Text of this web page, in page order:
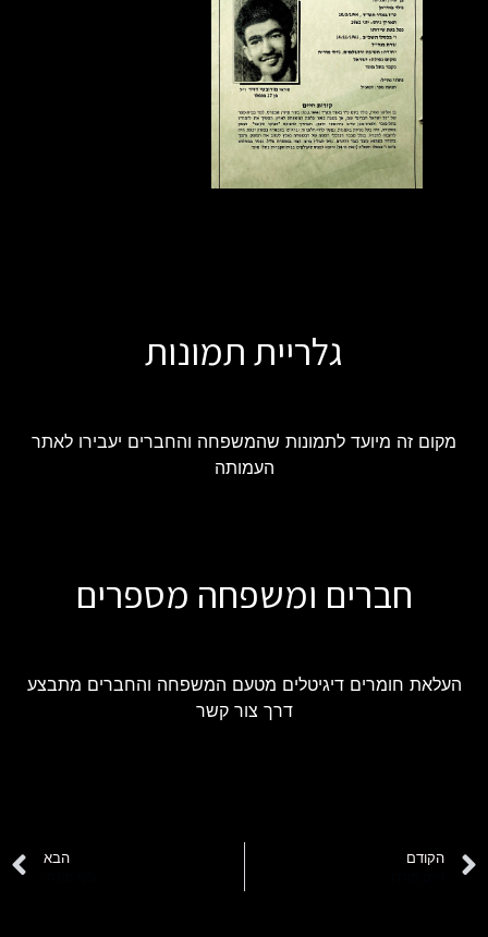
גלריית תמונות
מקום זה מיועד לתמונות שהמשפחה והחברים יעבירו לאתר
העמותה
חברים ומשפחה מספרים
העלאת חומרים דיגיטלים מטעם המשפחה והחברים מתבצע
דרך צור קשר
הקודם הבא